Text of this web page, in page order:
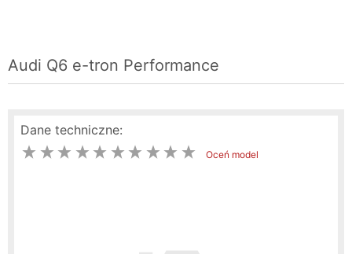
Audi Q6 e-tron Performance
Dane techniczne:
Oceń model